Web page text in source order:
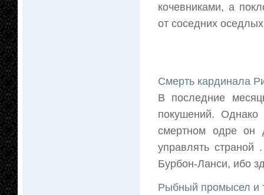
кочевниками, а
от соседних
Смерть кардинала
В последние
покушений. Однако
смертном одре он
управлять
Бурбон-Ланси, ибо
Рыбный промысел и